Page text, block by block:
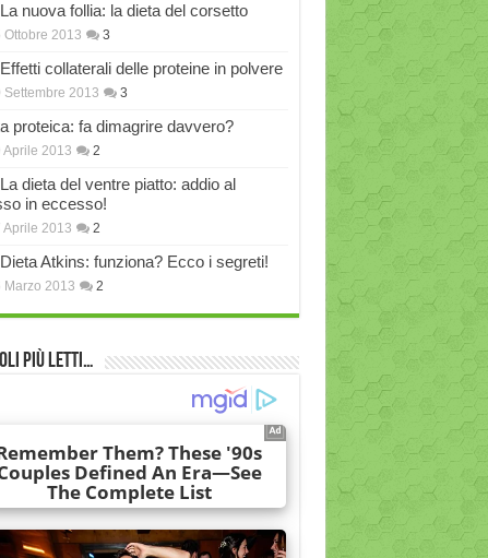
La nuova follia: la dieta del corsetto
Ottobre 2013 3
Effetti collaterali delle proteine in polvere
Settembre 2013 3
proteica: fa dimagrire davvero?
Aprile 2013 2
La dieta del ventre piatto: addio al
in eccesso!
Aprile 2013 2
Dieta Atkins: funziona? Ecco i segreti!
Marzo 2013 2
più Letti…